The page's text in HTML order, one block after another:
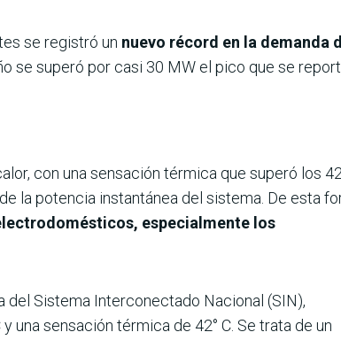
se registró un nuevo récord en la demanda
se superó por casi 30 MW el pico que se
con una sensación térmica que superó los 42
la potencia instantánea del sistema. De esta
especialmente los
del Sistema Interconectado Nacional (SIN),
una sensación térmica de 42° C. Se trata de un